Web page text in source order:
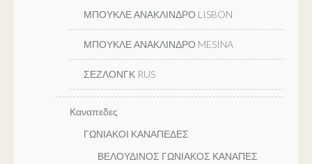
ΜΠΟΥΚΛΕ ΑΝΑΚΛΙΝΔΡΟ LISBON
ΜΠΟΥΚΛΕ ΑΝΑΚΛΙΝΔΡΟ MESINA
ΣΕΖΛΟΝΓΚ RUS
Καναπεδες
ΓΩΝΙΑΚΟΙ ΚΑΝΑΠΕΔΕΣ
ΒΕΛΟΥΔΙΝΟΣ ΓΩΝΙΑΚΟΣ ΚΑΝΑΠΕΣ